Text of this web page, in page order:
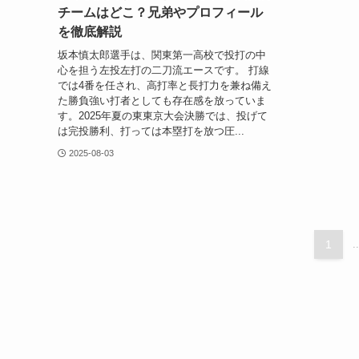
チームはどこ？兄弟やプロフィール
を徹底解説
坂本慎太郎選手は、関東第一高校で投打の中
心を担う左投左打の二刀流エースです。 打線
では4番を任され、高打率と長打力を兼ね備え
た勝負強い打者としても存在感を放っていま
す。2025年夏の東東京大会決勝では、投げて
は完投勝利、打っては本塁打を放つ圧...
2025-08-03
1